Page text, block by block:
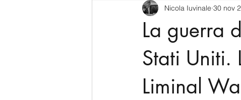
CyberSecurity Information
Nuova Zelanda
Australia Germania
La guerra
Stati Uniti.
Liminal
Nicola Iuvinale 30 nov